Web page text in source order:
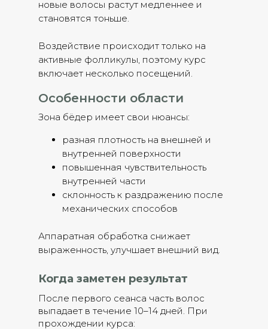
новые волосы растут медленнее и
становятся тоньше.
Воздействие происходит только на
активные фолликулы, поэтому курс
включает несколько посещений.
Особенности области
Зона бёдер имеет свои нюансы:
разная плотность на внешней и
внутренней поверхности
повышенная чувствительность
внутренней части
склонность к раздражению после
механических способов
Аппаратная обработка снижает
выраженность, улучшает внешний вид.
После первого сеанса часть волос
выпадает в течение 10–14 дней. При
прохождении курса:
Когда заметен результат